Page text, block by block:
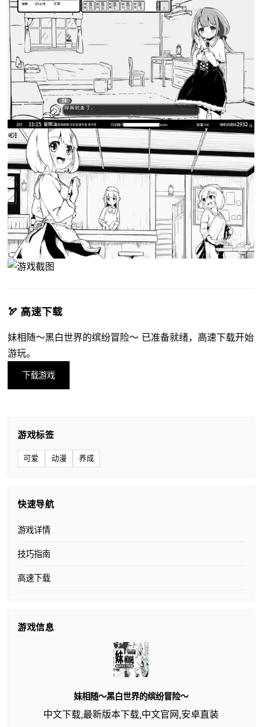
🏹 高速下载
妹相随～黑白世界的缤纷冒险～ 已准备就绪，高速下载开始
游玩。
下载游戏
游戏标签
可爱 动漫 养成
快速导航
游戏详情
技巧指南
高速下载
游戏信息
妹相随～黑白世界的缤纷冒险～
中文下载,最新版本下载,中文官网,安卓直装